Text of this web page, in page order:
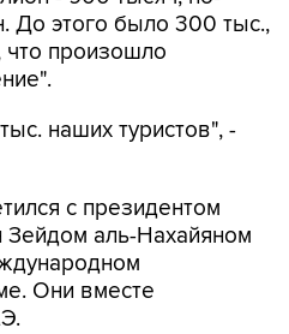
До этого было 300 тыс.,
что произошло
наших туристов", -
с президентом
аль-Нахайяном
Они вместе